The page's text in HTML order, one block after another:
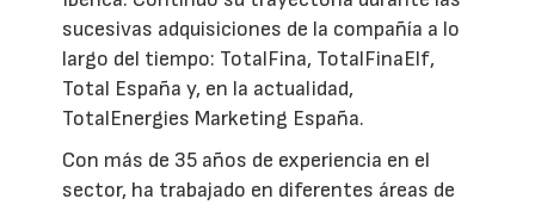
sucesivas adquisiciones de la compañía a lo
largo del tiempo: TotalFina, TotalFinaElf,
Total España y, en la actualidad,
TotalEnergies Marketing España.
Con más de 35 años de experiencia en el
sector, ha trabajado en diferentes áreas de